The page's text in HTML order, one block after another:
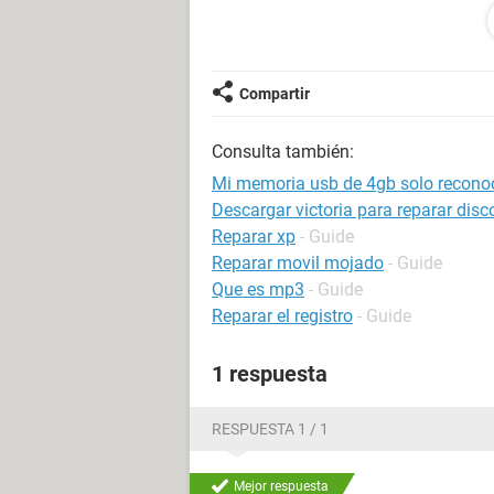
Firnware (en otras palabras el
pero cuando supuestamente está
También he probado a pulsar
en este caso no me sale nada,
¿qué mas puedo hacer?? Muchas
Compartir
Consulta también:
Mi memoria usb de 4gb solo
Descargar victoria para reparar
Reparar xp - Guide
Reparar movil mojado - Guide
Que es mp3 - Guide
Reparar el registro - Guide
1 respuesta
RESPUESTA 1 / 1
Mejor respuesta